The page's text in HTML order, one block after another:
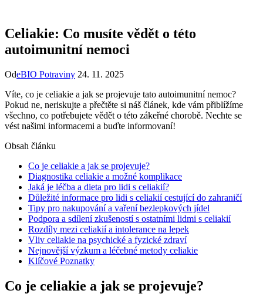
Celiakie: Co musíte vědět o této
autoimunitní nemoci
OdeBIO Potraviny 24. 11. 2025
Víte, co je celiakie a jak se projevuje tato autoimunitní nemoc?
Pokud ne, neriskujte a přečtěte si náš článek, kde vám přiblížíme
všechno, co potřebujete vědět o této zákeřné chorobě. Nechte se
vést našimi informacemi a buďte informovaní!
Obsah článku
Co je celiakie a jak se projevuje?
Diagnostika celiakie a možné komplikace
Jaká je léčba a dieta pro lidi s celiakií?
Důležité informace pro lidi s celiakií cestující do zahraničí
Tipy pro nakupování a vaření bezlepkových jídel
Podpora a sdílení zkušeností s ostatními lidmi s celiakií
Rozdíly mezi celiakií a intolerance na lepek
Vliv celiakie na psychické a fyzické zdraví
Nejnovější výzkum a léčebné metody celiakie
Klíčové Poznatky
Co je celiakie a jak se projevuje?